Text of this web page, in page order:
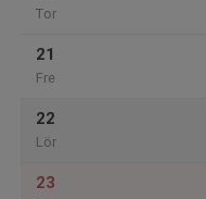
Tor
21
Fre
22
Lör
23